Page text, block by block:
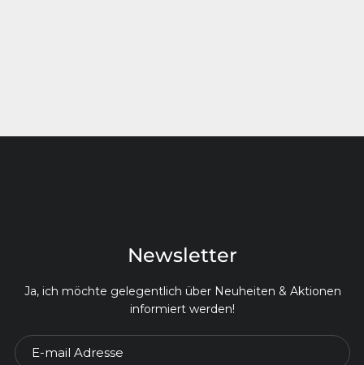
Newsletter
Ja, ich möchte gelegentlich über Neuheiten & Aktionen
informiert werden!